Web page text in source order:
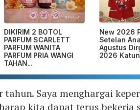
DIKIRIM 2 BOTOL
PARFUM SCARLETT
PARFUM WANITA
PARFUM PRIA WANGI
TAHAN...
New 2026
Setelan
Agustus
2026
Saya menghargai
kita dapat terus bekerja